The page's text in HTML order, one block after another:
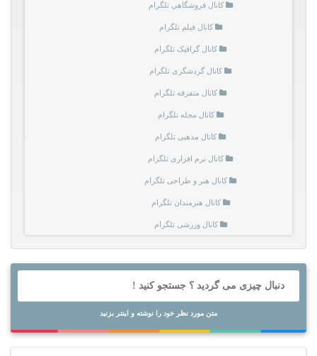
کانال فروشگاهی تلگرام
کانال فیلم تلگرام
کانال گرافیک تلگرام
کانال گردشگری تلگرام
کانال متفرقه تلگرام
کانال مجله تلگرام
کانال مذهبی تلگرام
کانال نرم افزاری تلگرام
کانال هنر و طراحی تلگرام
کانال هنرمندان تلگرام
کانال ورزشی تلگرام
متن مورد نظر خود را نوشته و اینتر بزنید